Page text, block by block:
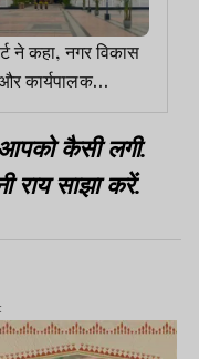
ने कहा, नगर विकास
कार्यपालक
सेवानिवृत्ति लाभ
का जल्द समाधान
कैसी लगी.
राय साझा करें.